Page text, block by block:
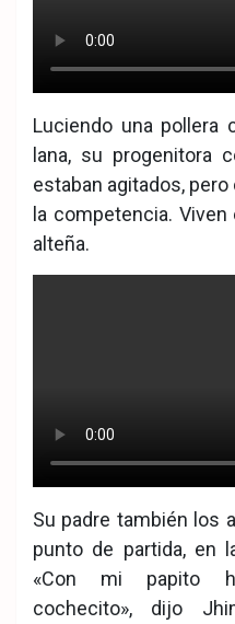
Luciendo una pollera
lana, su progenitora
estaban agitados,
la competencia.
alteña.
Su padre también los
punto de partida, en
«Con mi papito
cochecito», dijo